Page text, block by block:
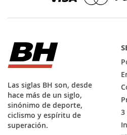
Las siglas BH son, desde
hace más de un siglo,
sinónimo de deporte,
ciclismo y espíritu de
superación.
3